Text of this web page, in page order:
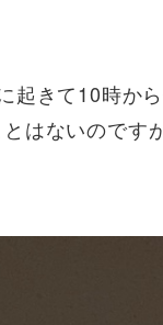
起きて10時か
はないので